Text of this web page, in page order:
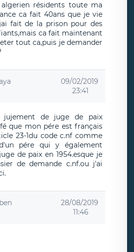
résidents toute ma
ca fait 40ans que je vie
fait de la prison pour des
ca fait maintenant
tout ca,puis je demander
09/02/2019
23:41
jujement de juge de paix
que mon pére est français
23-1du code c.nf comme
pére qui y également
de paix en 1954.esque je
de demande c.nf.ou j'ai
28/08/2019
11:46